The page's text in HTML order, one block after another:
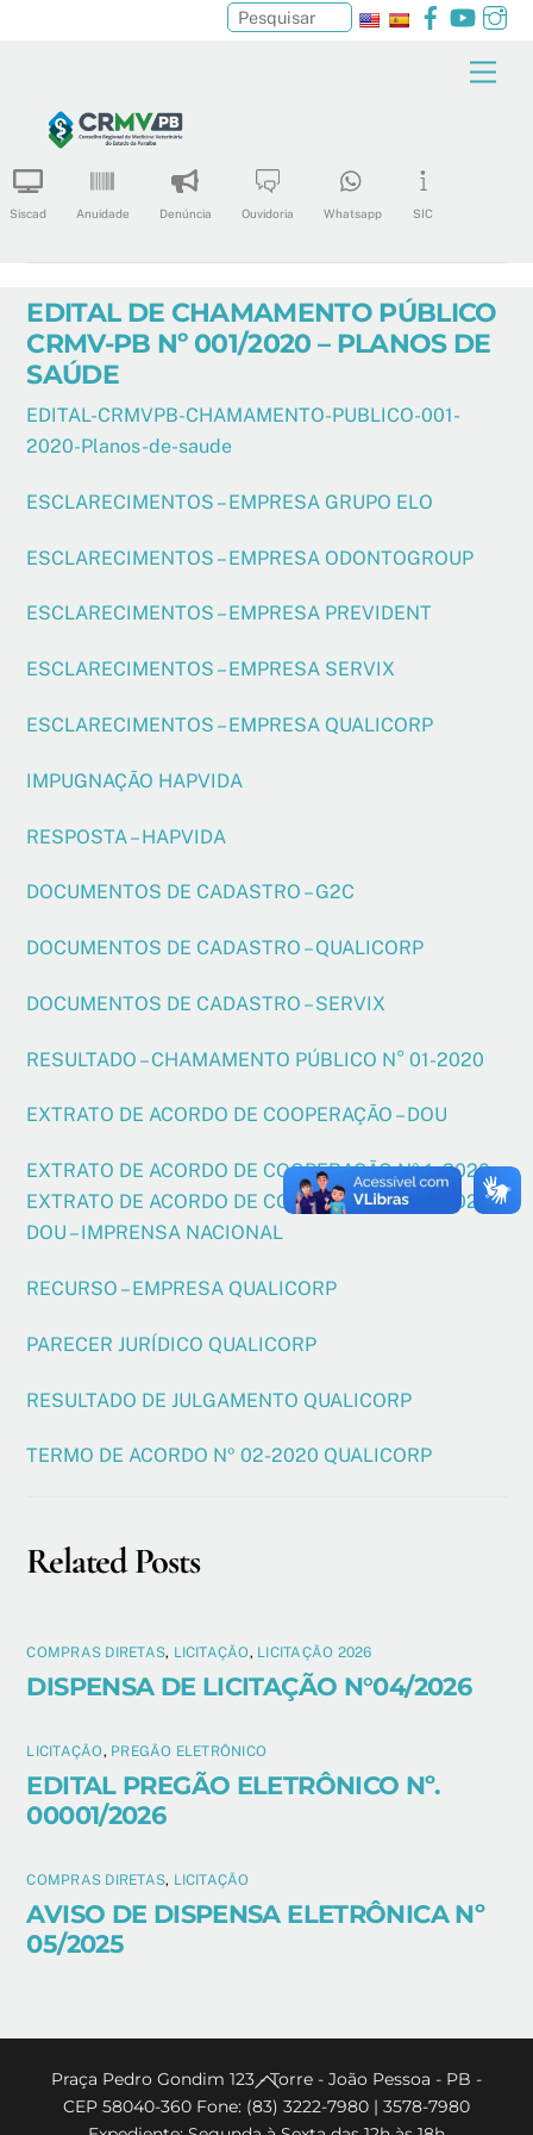
content
Facebook
Siscad Anuidade Denúncia Ouvidoria Whatsapp SIC
Pesquisar
EDITAL DE CHAMAMENTO PÚBLICO
CRMV-PB Nº 001/2020 – PLANOS DE
SAÚDE
EDITAL-CRMVPB-CHAMAMENTO-PUBLICO-001-
2020-Planos-de-saude
ESCLARECIMENTOS – EMPRESA GRUPO ELO
ESCLARECIMENTOS – EMPRESA ODONTOGROUP
ESCLARECIMENTOS – EMPRESA PREVIDENT
ESCLARECIMENTOS – EMPRESA SERVIX
ESCLARECIMENTOS – EMPRESA QUALICORP
IMPUGNAÇÃO HAPVIDA
RESPOSTA – HAPVIDA
DOCUMENTOS DE CADASTRO – G2C
DOCUMENTOS DE CADASTRO – QUALICORP
DOCUMENTOS DE CADASTRO – SERVIX
RESULTADO – CHAMAMENTO PÚBLICO N° 01-2020
EXTRATO DE ACORDO DE COOPERAÇÃO – DOU
EXTRATO DE ACORDO DE COOPERAÇÃO Nº 1_2020 –
EXTRATO DE ACORDO DE COOPERAÇÃO Nº 1_2020 –
DOU – IMPRENSA NACIONAL
RECURSO – EMPRESA QUALICORP
PARECER JURÍDICO QUALICORP
RESULTADO DE JULGAMENTO QUALICORP
TERMO DE ACORDO Nº 02-2020 QUALICORP
Related Posts
COMPRAS DIRETAS, LICITAÇÃO, LICITAÇÃO 2026
DISPENSA DE LICITAÇÃO N°04/2026
LICITAÇÃO, PREGÃO ELETRÔNICO
EDITAL PREGÃO ELETRÔNICO Nº.
00001/2026
COMPRAS DIRETAS, LICITAÇÃO
AVISO DE DISPENSA ELETRÔNICA Nº
05/2025
Back
To
Praça Pedro Gondim 123 - Torre - João Pessoa - PB -
CEP 58040-360 Fone: (83) 3222-7980 | 3578-7980